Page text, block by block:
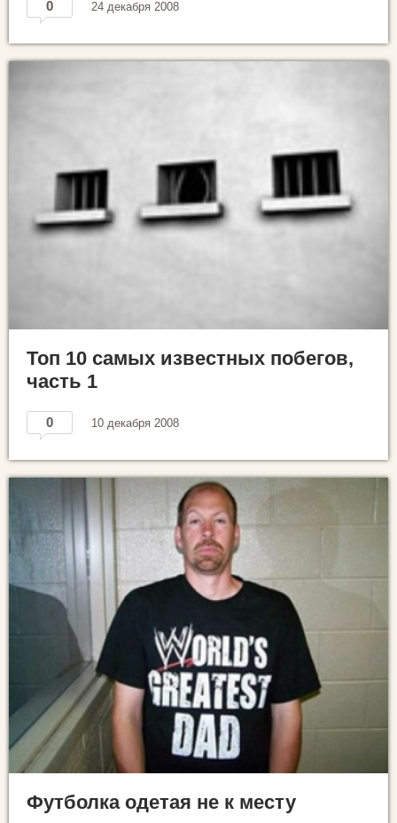
0 24 декабря 2008
Топ 10 самых известных побегов,
часть 1
0 10 декабря 2008
Футболка одетая не к месту